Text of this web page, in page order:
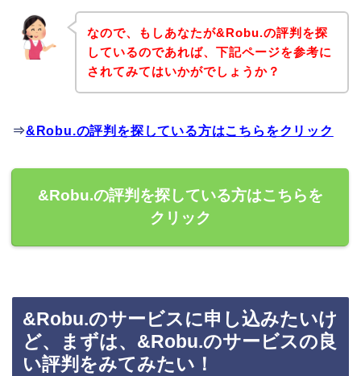
なので、もしあなたが&Robu.の評判を探
しているのであれば、下記ページを参考に
されてみてはいかがでしょうか？
⇒&Robu.の評判を探している方はこちらをクリック
&Robu.の評判を探している方はこちらを
クリック
&Robu.のサービスに申し込みたいけ
ど、まずは、&Robu.のサービスの良
い評判をみてみたい！